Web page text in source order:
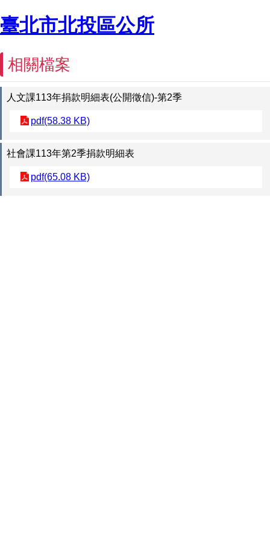
臺北市北投區公所
相關檔案
人文課113年捐款明細表(公開徵信)-第2季
pdf(58.38 KB)
社會課113年第2季捐款明細表
pdf(65.08 KB)